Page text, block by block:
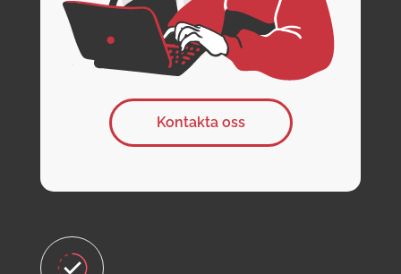
Kontakta oss